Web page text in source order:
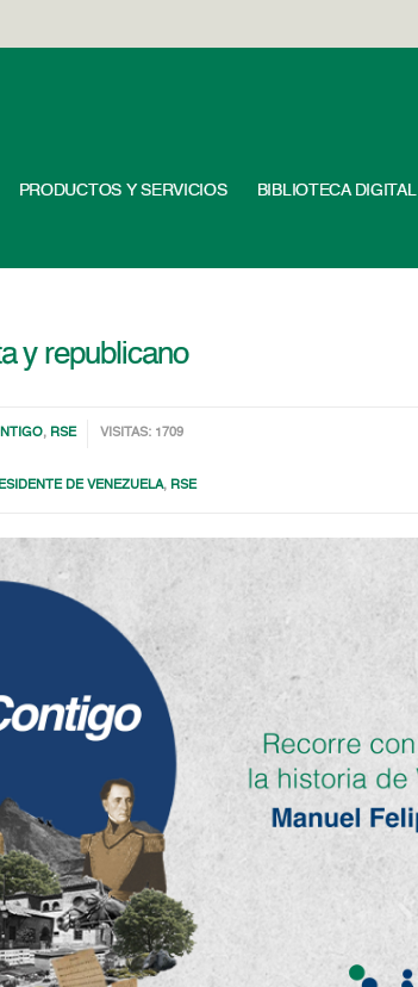
PRODUCTOS Y SERVICIOS BIBLIOTECA DIGITAL
y republicano
, RSE VISITAS: 1709
DE VENEZUELA, RSE